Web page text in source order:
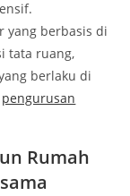
yang berbasis di
tata ruang,
berlaku di
pengurusan
Rumah